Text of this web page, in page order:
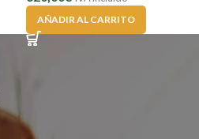
AÑADIR AL CARRITO